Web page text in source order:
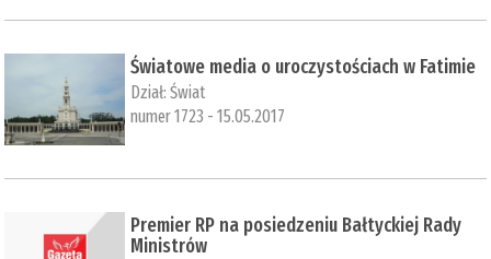
Światowe media o uroczystościach w Fatimie
Dział:Świat
numer 1723 - 15.05.2017
​Premier RP na posiedzeniu Bałtyckiej Rady
Ministrów